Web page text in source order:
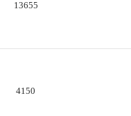
13655
4150